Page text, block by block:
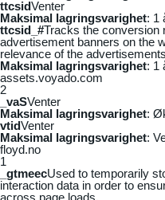
ttcsidVenter
Maksimal lagringsvarighet: 1
ttcsid_#Tracks the conversion
advertisement banners on the
relevance of the
Maksimal lagringsvarighet: 1
assets.voyado.com
2
_vaSVenter
Maksimal lagringsvarighet:
vtidVenter
Maksimal lagringsvarighet:
floyd.no
1
_gtmeecUsed to temporarily
interaction data in order to
across page loads.